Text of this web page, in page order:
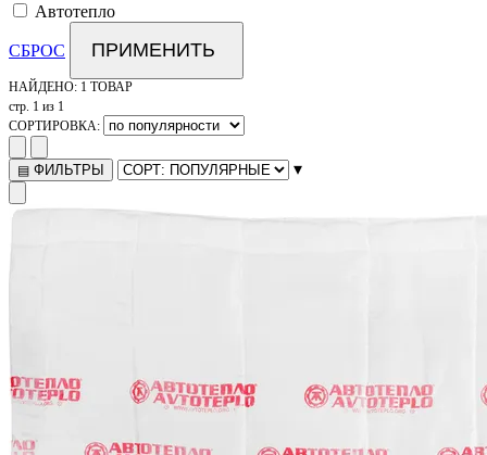
Автотепло
СБРОС ПРИМЕНИТЬ
НАЙДЕНО: 1 ТОВАР
стр. 1 из 1
СОРТИРОВКА:
▤ ФИЛЬТРЫ ▾